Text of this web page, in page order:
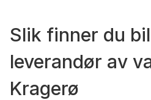
Slik finner du
leverandør av
Kragerø